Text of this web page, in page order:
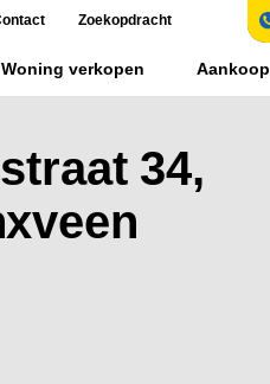
Woning verkopen Aankoop
Zoekopdracht
34,